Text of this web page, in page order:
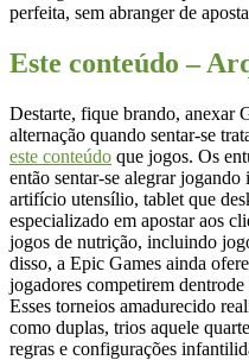
perfeita, sem abranger de
Este conteúdo –
Destarte, fique brando, anexar
alternação quando sentar-se
este conteúdo que jogos. Os
então sentar-se alegrar
artifício utensílio, tablet que
especializado em apostar aos
jogos de nutrição, incluindo
disso, a Epic Games ainda
jogadores competirem
Esses torneios amadurecido
como duplas, trios aquele
regras e configurações